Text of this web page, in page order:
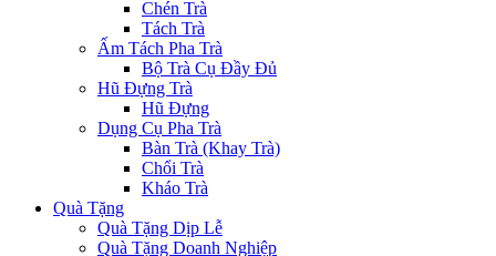
Chén Trà
Tách Trà
Ấm Tách Pha Trà
Bộ Trà Cụ Đầy Đủ
Hũ Đựng Trà
Hũ Đựng
Dụng Cụ Pha Trà
Bàn Trà (Khay Trà)
Chổi Trà
Kháo Trà
Quà Tặng
Quà Tặng Dịp Lễ
Quà Tặng Doanh Nghiệp